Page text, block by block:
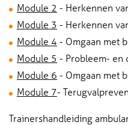
Module 2 - Herkennen
Module 3 - Herkennen
Module 4- Omgaan met
Module 5 - Probleem- en
Module 6 - Omgaan met
Module 7-
Trainershandleiding